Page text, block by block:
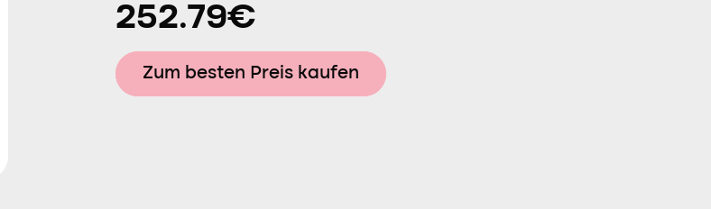
252.79€
Zum besten Preis kaufen